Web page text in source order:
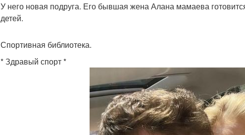
У него новая подруга. Его бывшая жена Алана мамаева
детей.
Спортивная библиотека.
* Здравый спорт *